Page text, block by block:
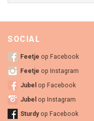
SOCIAL
Feetje op Facebook
Feetje op Instagram
Jubel op Facebook
Jubel op Instagram
Sturdyop Facebook